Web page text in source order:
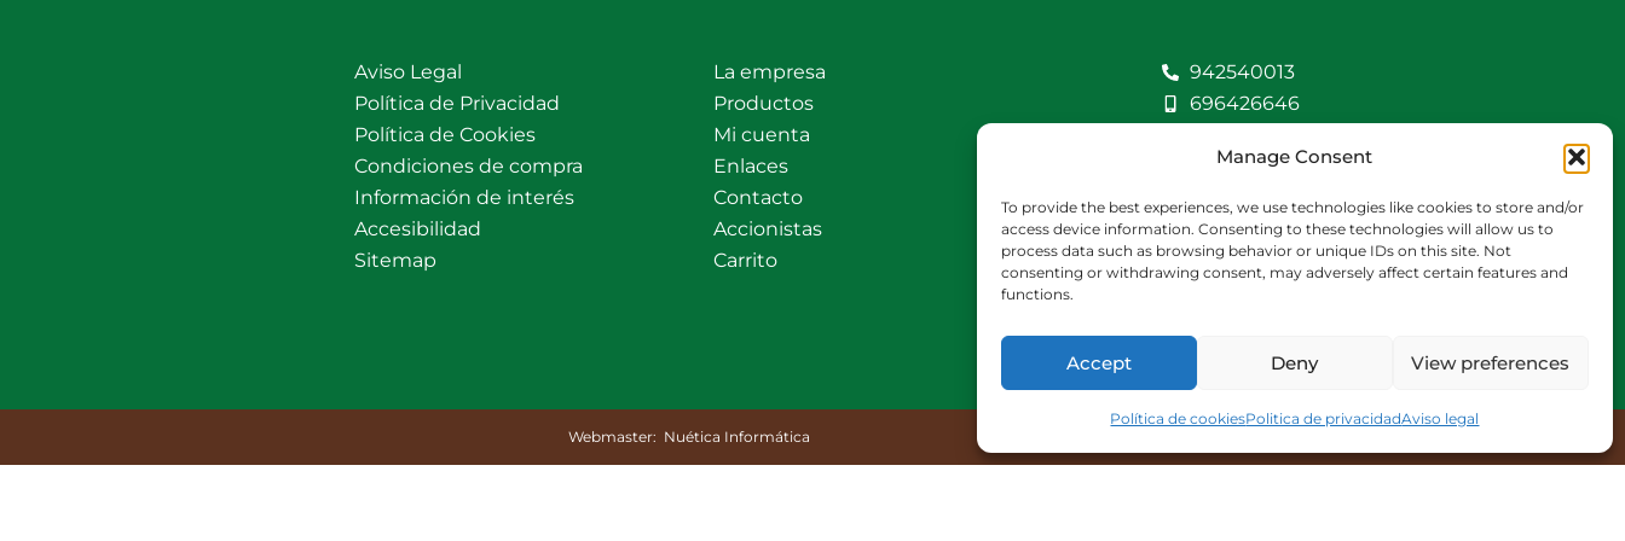
Manage Consent
To provide the best experiences, we use technologies like cookies to store and/or
access device information. Consenting to these technologies will allow us to
process data such as browsing behavior or unique IDs on this site. Not
consenting or withdrawing consent, may adversely affect certain features and
functions.
Accept Deny View preferences
Política de cookiesPolitica de privacidadAviso legal
Aviso Legal
Política de Privacidad
Política de Cookies
Condiciones de compra
Información de interés
Accesibilidad
Sitemap
La empresa
Productos
Mi cuenta
Enlaces
Contacto
Accionistas
Carrito
942540013
696426646
comercial@bediaycabarga.com
Fdez. Hontoria 20.
Astillero. 39610
Cantabria
18:30 hrs.
Webmaster: Nuética Informática